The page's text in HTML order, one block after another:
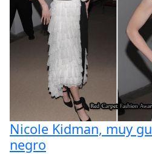
Nicole Kidman, muy
negro